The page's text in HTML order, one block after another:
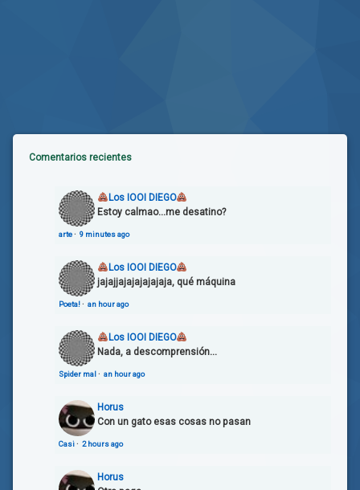
Comentarios recientes
Los IOOI DIEGO
Estoy calmao...me desatino?
arte· 9 minutes ago
Los IOOI DIEGO
jajajjajajajajajaja, qué máquina
Poeta!· an hour ago
Los IOOI DIEGO
Nada, a descomprensión...
Spider mal· an hour ago
Horus
Con un gato esas cosas no pasan
Casi· 2 hours ago
Horus